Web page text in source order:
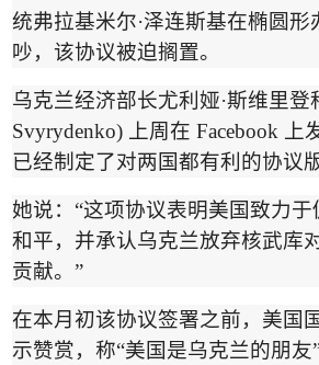
统弗拉基米尔·泽连斯基在椭圆形
吵，该协议被迫搁置。
乌克兰经济部长尤利娅·斯维里登
Svyrydenko)
上周在 Facebook 上
已经制定了对两国都有利的协议版
她说： “这项协议表明美国致力于
和平，并承认乌克兰放弃核武库
贡献。 ”
在本月初该协议签署之前，美国
示赞赏，称“美国是乌克兰的朋友